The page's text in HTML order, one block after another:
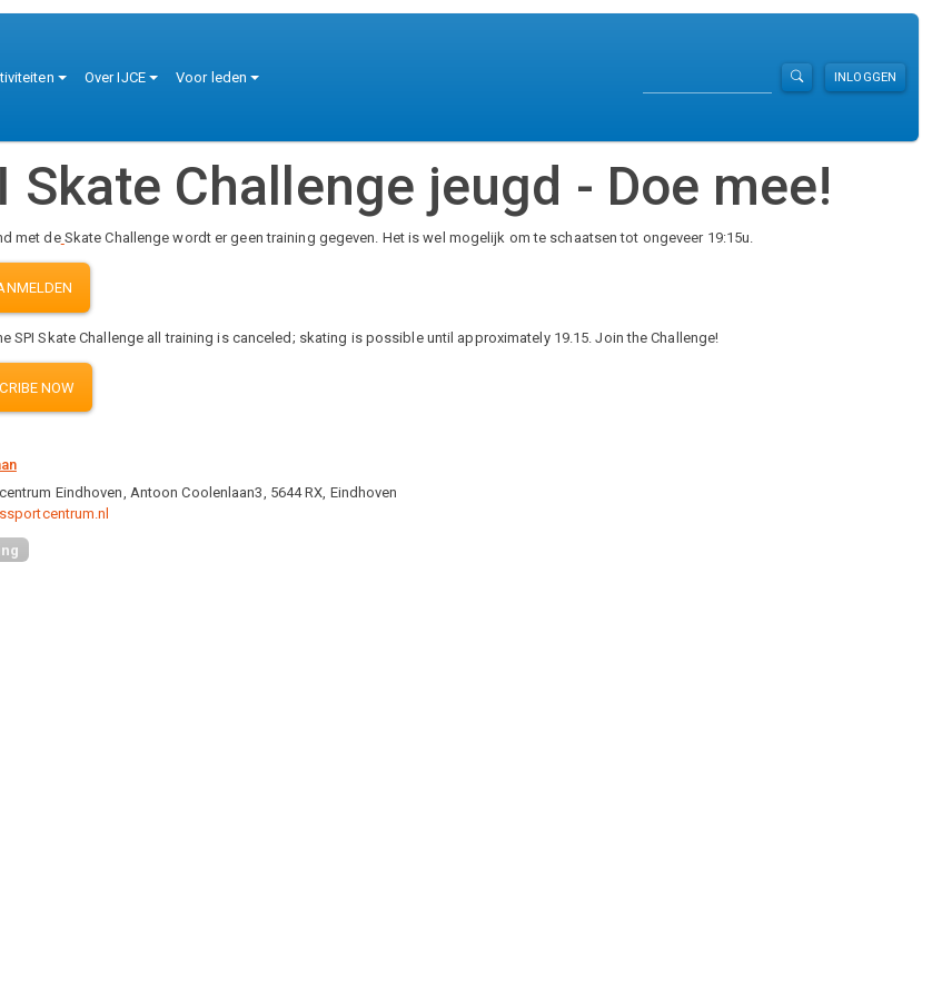
Over IJCE Voor leden INLOGGEN
Challenge jeugd - Doe mee!
met de Skate Challenge wordt er geen training gegeven. Het is wel mogelijk om te schaatsen tot ongeveer 19:15u.
SPI Skate Challenge all training is canceled; skating is possible until approximately 19.15. Join the Challenge!
NOW
Eindhoven, Antoon Coolenlaan3, 5644 RX, Eindhoven